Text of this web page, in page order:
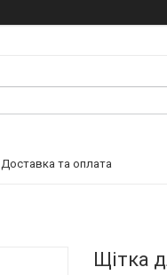
Доставка та оплата
Щітка